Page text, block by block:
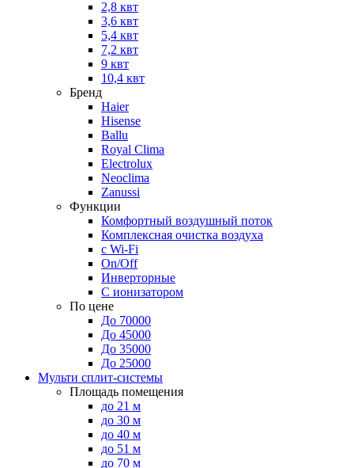
2,8 квт
3,6 квт
5,4 квт
7,2 квт
9 квт
10,4 квт
Бренд
Haier
Hisense
Ballu
Royal Clima
Electrolux
Neoclima
Zanussi
Функции
Комфортный воздушный поток
Комплексная очистка воздуха
с Wi-Fi
On/Off
Инверторные
С ионизатором
По цене
До 70000
До 45000
До 35000
До 25000
Мульти сплит-системы
Площадь помещения
до 21 м
до 30 м
до 40 м
до 51 м
до 70 м